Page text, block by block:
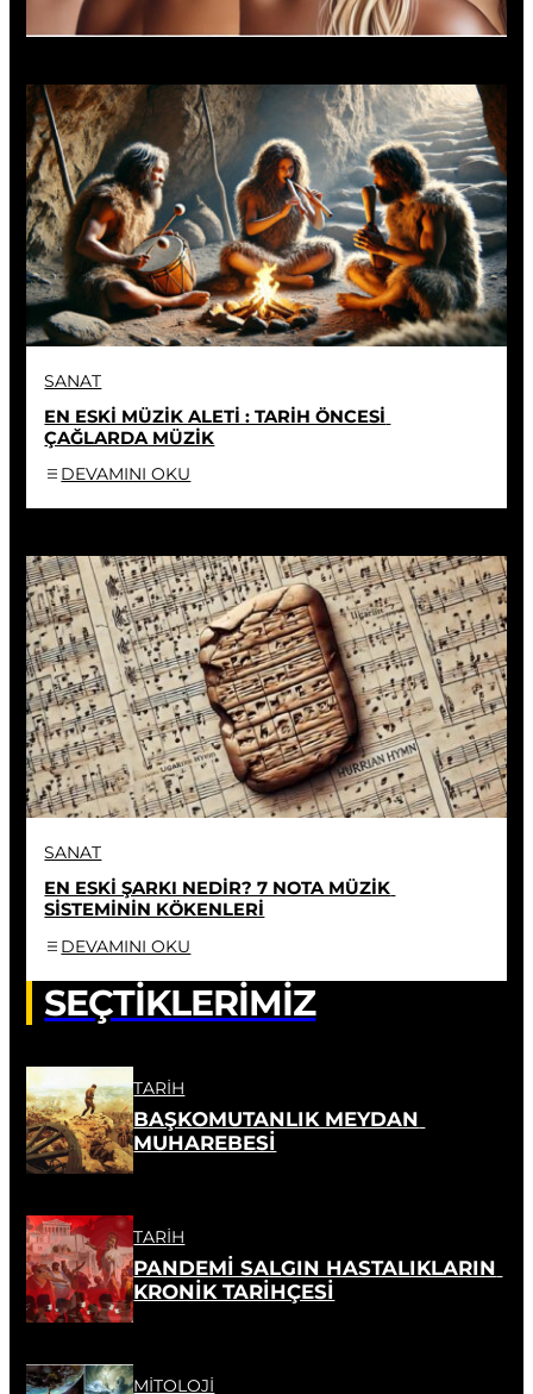
SANAT
EN ESKİ MÜZİK ALETİ : TARİH ÖNCESİ
ÇAĞLARDA MÜZİK
DEVAMINI OKU
SANAT
EN ESKİ ŞARKI NEDİR? 7 NOTA MÜZİK
SİSTEMİNİN KÖKENLERİ
DEVAMINI OKU
SEÇTİKLERİMİZ
TARIH
BAŞKOMUTANLIK MEYDAN
MUHAREBESİ
TARIH
PANDEMİ SALGIN HASTALIKLARIN
KRONİK TARİHÇESİ
MITOLOJI